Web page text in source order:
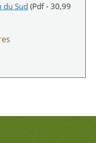
du Sud (Pdf - 30,99